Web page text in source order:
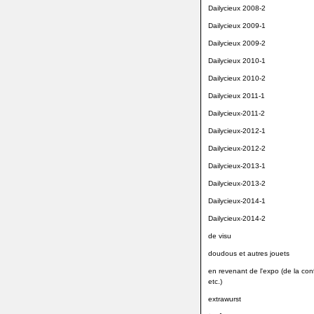
Dailycieux 2008-2
Dailycieux 2009-1
Dailycieux 2009-2
Dailycieux 2010-1
Dailycieux 2010-2
Dailycieux 2011-1
Dailycieux-2011-2
Dailycieux-2012-1
Dailycieux-2012-2
Dailycieux-2013-1
Dailycieux-2013-2
Dailycieux-2014-1
Dailycieux-2014-2
de visu
doudous et autres jouets
en revenant de l'expo (de la
etc.)
extrawurst